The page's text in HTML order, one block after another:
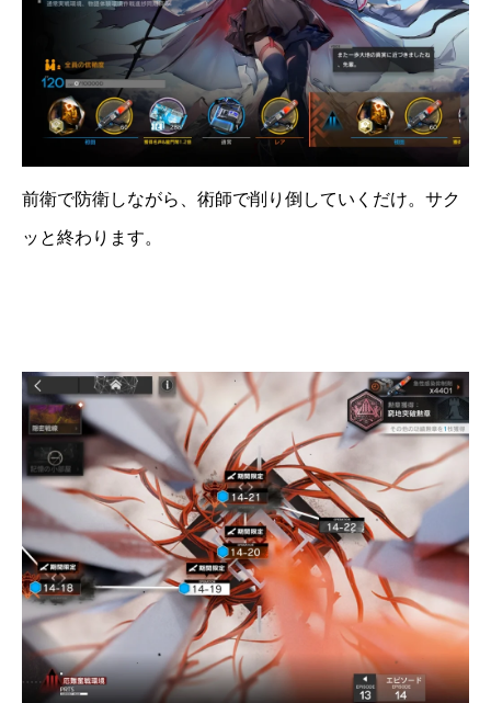
前衛で防衛しながら、術師で削り倒していくだけ。サク
ッと終わります。